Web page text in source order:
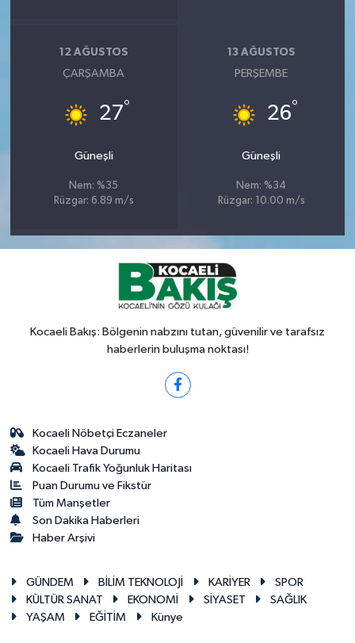
12 AĞUSTOS
ÇARŞAMBA
27°
Güneşli
Nem: %35
Rüzgar: 6.89 m/s
13 AĞUSTOS
PERŞEMBE
26°
Güneşli
Nem: %34
Rüzgar: 10.00 m/s
Kocaeli Bakış: Bölgenin nabzını tutan, güvenilir ve tarafsız
haberlerin buluşma noktası!
Kocaeli Nöbetçi Eczaneler
Kocaeli Hava Durumu
Kocaeli Trafik Yoğunluk Haritası
Puan Durumu ve Fikstür
Tüm Manşetler
Son Dakika Haberleri
Haber Arşivi
GÜNDEM BİLİM TEKNOLOJİ KARİYER
SPOR
KÜLTÜR SANAT
EKONOMİ SİYASET
SAĞLIK
YAŞAM
EĞİTİM Künye